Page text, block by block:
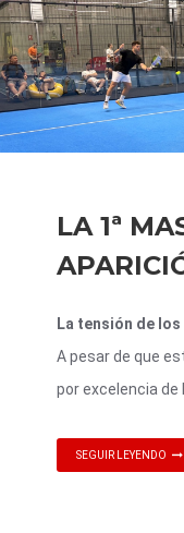
LA 1ª
La tensión de
A pesar de que
por excelencia de
SEGUIR LEYENDO